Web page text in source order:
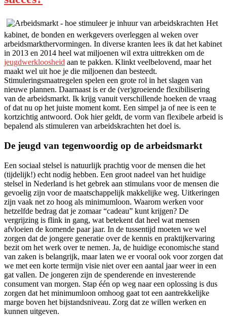
Het
kabinet, de bonden en werkgevers overleggen al weken over
arbeidsmarkthervormingen. In diverse kranten lees ik dat het kabinet
in 2013 en 2014 heel wat miljoenen wil extra uittrekken om de
jeugdwerkloosheid aan te pakken. Klinkt veelbelovend, maar het
maakt wel uit hoe je die miljoenen dan besteedt.
Stimuleringsmaatregelen spelen een grote rol in het slagen van
nieuwe plannen. Daarnaast is er de (ver)groeiende flexibilisering
van de arbeidsmarkt. Ik krijg vanuit verschillende hoeken de vraag
of dat nu op het juiste moment komt. Een simpel ja of nee is een te
kortzichtig antwoord. Ook hier geldt, de vorm van flexibele arbeid is
bepalend als stimuleren van arbeidskrachten het doel is.
De jeugd van tegenwoordig op de arbeidsmarkt
Een sociaal stelsel is natuurlijk prachtig voor de mensen die het
(tijdelijk!) echt nodig hebben. Een groot nadeel van het huidige
stelsel in Nederland is het gebrek aan stimulans voor de mensen die
gevoelig zijn voor de maatschappelijk makkelijke weg. Uitkeringen
zijn vaak net zo hoog als minimumloon. Waarom werken voor
hetzelfde bedrag dat je zomaar “cadeau” kunt krijgen? De
vergrijzing is flink in gang, wat betekent dat heel wat mensen
afvloeien de komende paar jaar. In de tussentijd moeten we wel
zorgen dat de jongere generatie over de kennis en praktijkervaring
bezit om het werk over te nemen. Ja, de huidige economische stand
van zaken is belangrijk, maar laten we er vooral ook voor zorgen dat
we met een korte termijn visie niet over een aantal jaar weer in een
gat vallen. De jongeren zijn de spenderende en investerende
consument van morgen. Stap één op weg naar een oplossing is dus
zorgen dat het minimumloon omhoog gaat tot een aantrekkelijke
marge boven het bijstandsniveau. Zorg dat ze willen werken en
kunnen uitgeven.